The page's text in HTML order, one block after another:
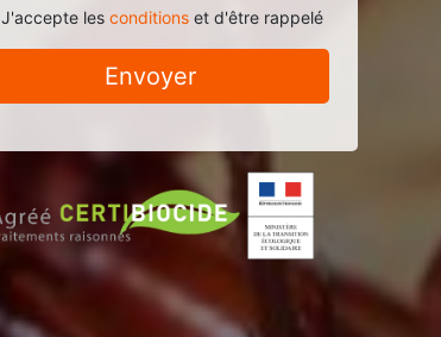
J'accepte les conditionset d'être rappelé
Envoyer